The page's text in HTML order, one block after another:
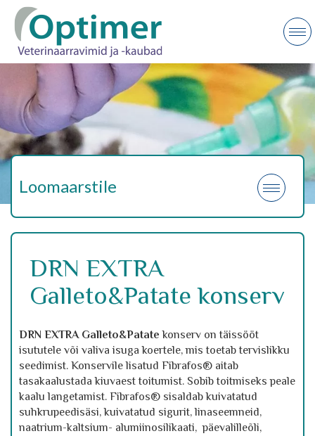
Loomaarstile
DRN EXTRA
Galleto&Patate konserv
DRN EXTRA Galleto&Patate konserv on täissööt
isututele või valiva isuga koertele, mis toetab tervislikku
seedimist. Konservile lisatud Fibrafos® aitab
tasakaalustada kiuvaest toitumist. Sobib toitmiseks peale
kaalu langetamist. Fibrafos® sisaldab kuivatatud
suhkrupeedisäsi, kuivatatud sigurit, linaseemneid,
naatrium-kaltsium- alumiinosilikaati, päevalilleõli,